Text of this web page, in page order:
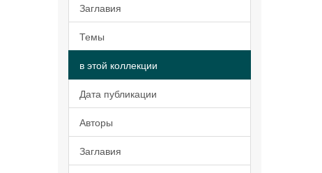
Заглавия
Темы
в этой коллекции
Дата публикации
Авторы
Заглавия